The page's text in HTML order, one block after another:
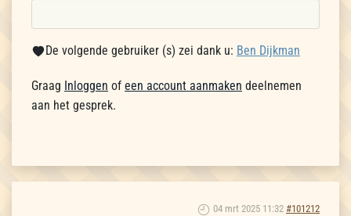
De volgende gebruiker (s) zei dank u: Ben Dijkman
Graag Inloggen of een account aanmaken deelnemen
aan het gesprek.
04 mrt 2025 11:32 #101212